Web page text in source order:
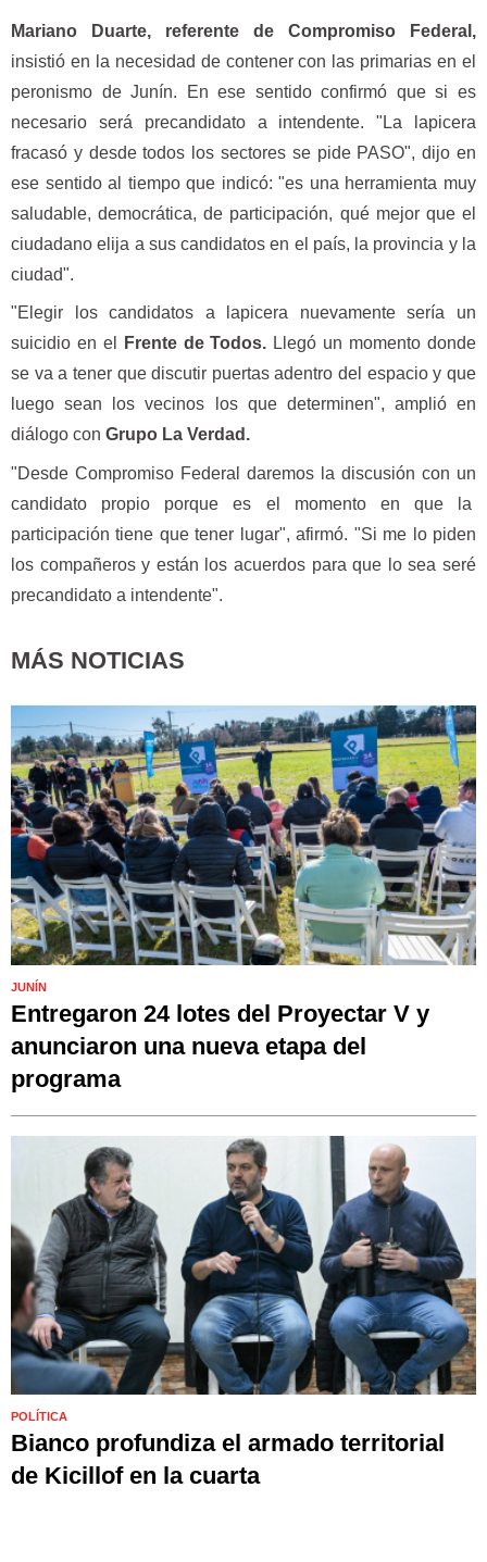
Mariano Duarte, referente de Compromiso Federal,
insistió en la necesidad de contener con las primarias en el
peronismo de Junín. En ese sentido confirmó que si es
necesario será precandidato a intendente. "La lapicera
fracasó y desde todos los sectores se pide PASO", dijo en
ese sentido al tiempo que indicó: "es una herramienta muy
saludable, democrática, de participación, qué mejor que el
ciudadano elija a sus candidatos en el país, la provincia y la
ciudad".
"Elegir los candidatos a lapicera nuevamente sería un
suicidio en el
Frente de Todos. Llegó un momento donde
se va a tener que discutir puertas adentro del espacio y que
luego sean los vecinos los que determinen", amplió en
diálogo con Grupo La Verdad.
"Desde Compromiso Federal daremos la discusión con un
candidato propio porque es el momento en que la
participación tiene que tener lugar", afirmó. "Si me lo piden
los compañeros y están los acuerdos para que lo sea seré
precandidato a intendente".
MÁS NOTICIAS
JUNÍN
Entregaron 24 lotes del Proyectar V y
anunciaron una nueva etapa del
programa
POLÍTICA
Bianco profundiza el armado territorial
de Kicillof en la cuarta